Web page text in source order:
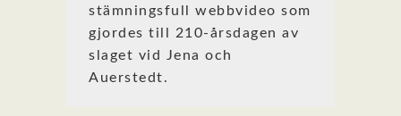
stämningsfull webbvideo som
gjordes till 210-årsdagen av
slaget vid Jena och
Auerstedt.